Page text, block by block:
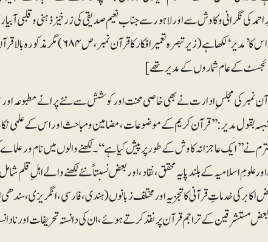
کی نگرانی و کاوش سے اور لاہور سے جناب نعیم صدیقی کی زرخیز ذہنی و قلبی
صاحب نے خورشیدعالم کو اس کا ’مدیر‘ لکھا
کے عام شماروں کے مدیر تھے ]
نمبر کی مجلسِ ادارت نے بھی خاصی محنت اور کوشش سے نئے پرانے مطبوعہ اور
بقول مدیر: ’’قرآن کریم کے موضوعات، مضامین و مباحث اور اس کے علمی
نے ’’ایک عاجزانہ کاوش کے طور پر پیش کیا ہے‘‘۔ لکھنے والوں میں نام ور
علومِ اسلامیہ کے بلندپایہ محقق، نقاد، اور بعض نسبتاً نئے لکھنے والے اہلِ
کی خدماتِ قرآنی کا تجزیہ اور مختلف زبانوں (ہندی، فارسی، انگریزی، سندھی
مستشرقین کے تراجم قرآن پر نقد کرتے ہوئے، ان کی دانستہ تحریفات اور